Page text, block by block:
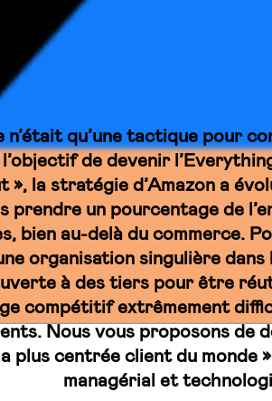
n’était qu’une tactique pour
l’objectif de devenir
», la stratégie d’Amazon a
prendre un pourcentage de
bien au-delà du commerce.
organisation singulière
à des tiers pour être
compétitif extrêmement
Nous vous proposons de
plus centrée client du monde
managérial et